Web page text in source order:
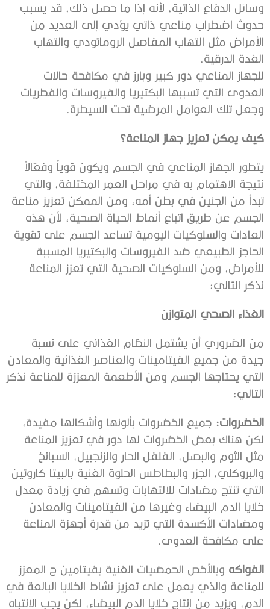
وسائل الدفاع الذاتية، لأنه إذا ما حصل ذلك، قد يسبب
حدوث اضطراب مناعي ذاتي يؤدي إلى العديد من
الأمراض مثل التهاب المفاصل الروماتودي والتهاب
الغدة الدرقية.
للجهاز المناعي دور كبير وبارز في مكافحة حالات
العدوى التي تسببها البكتيريا والفيروسات والفطريات
وجعل تلك العوامل المرضية تحت السيطرة.
كيف يمكن تعزيز جهاز المناعة؟
يتطور الجهاز المناعي في الجسم ويكون قوياً وفعّالاً
نتيجة الاهتمام به في مراحل العمر المختلفة، والتي
تبدأ من الجنين في بطن أمه، ومن الممكن تعزيز مناعة
الجسم عن طريق اتباع أنماط الحياة الصحية، لأن هذه
العادات والسلوكيات اليومية تساعد الجسم على تقوية
الحاجز الطبيعي ضد الفيروسات والبكتيريا المسببة
للأمراض، ومن السلوكيات الصحية التي تعزز المناعة
نذكر التالي:
الغذاء الصحي المتوازن
من الضروري أن يشتمل النظام الغذائي على نسبة
جيدة من جميع الفيتامينات والعناصر الغذائية والمعادن
التي يحتاجها الجسم ومن الأطعمة المعززة للمناعة نذكر
التالي:
الخضروات: جميع الخضروات بألونها وأشكالها مفيدة،
لكن هناك بعض الخضروات لها دور في تعزيز المناعة
مثل الثوم والبصل، الفلفل الحار والزنجبيل، السبانخ
والبروكلي، الجزر والبطاطس الحلوة الغنية بالبيتا كاروتين
التي تنتج مضادات للالتهابات وتسهم في زيادة معدل
خلايا الدم البيضاء وغيرها من الفيتامينات والمعادن
ومضادات الأكسدة التي تزيد من قدرة أجهزة المناعة
على مكافحة العدوى.
الفواكه وبالأخص الحمضيات الغنية بفيتامين ج المعزز
للمناعة والذي يعمل على تعزيز نشاط الخلايا البالعة في
الدم، ويزيد من إنتاج خلايا الدم البيضاء، لكن يجب الانتباه